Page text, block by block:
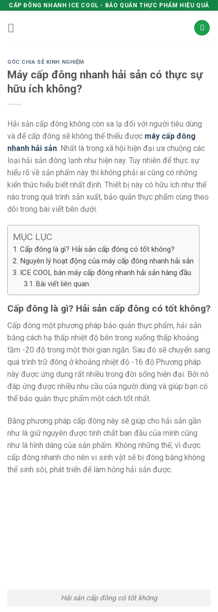
Skip
content
CẤP ĐÔNG NHANH ICE COOL - BẢO QUẢN THỰC PHẨM HIỆU QUẢ
GÓC CHIA SẺ KINH NGHIỆM
Máy cấp đông nhanh hải sản có thực sự
hữu ích không?
Hải sản cấp đông không còn xa lạ đối với người tiêu dùng
và để cấp đông sẽ không thể thiếu được máy cấp đông
nhanh hải sản . Nhất là trong xã hội hiện đại ưa chuộng các
loại hải sản đông lạnh như hiện nay. Tuy nhiên để thực sự
hiểu rõ về sản phẩm này thì không phải ai cũng có những
kiến thức hiểu biết nhất định. Thiết bị này có hữu ích như thế
nào trong quá trình sản xuất, bảo quản thực phẩm cùng theo
dõi trong bài viết bên dưới.
MỤC LỤC
Cấp đông là gì? Hải sản cấp đông có tốt không?
Nguyên lý hoạt động của máy cấp đông nhanh hải sản
ICE COOL bán máy cấp đông nhanh hải sản hàng đầu
Bài viết liên quan:
Cấp đông là gì? Hải sản cấp đông có tốt không?
Cấp đông một phương pháp bảo quản thực phẩm, hải sản
bằng cách hạ thấp nhiệt độ bên trong xuống thấp khoảng
tầm -20 độ trong một thời gian ngắn. Sau đó sẽ chuyển sang
quá trình trữ đông ở khoảng nhiệt độ -16 độ.Phương pháp
này được ứng dụng rất nhiều trong đời sống hiện đại. Bởi nó
đáp ứng được nhiều nhu cầu của người dùng và giúp bạn có
thể bảo quản thực phẩm một cách tốt nhất.
Bằng phương pháp cấp đông này sẽ giúp cho hải sản gần
như là giữ nguyên được tính chất ban đầu của mình cũng
như là hình dáng của sản phẩm. Không những thế, vì được
cấp đông nhanh cho nên vi sinh vật sẽ bị đóng băng không
thể sinh sôi, phát triển để làm hỏng hải sản được.
Hải sản cấp đông có tốt không